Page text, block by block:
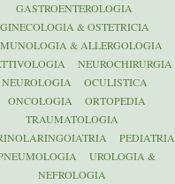
GASTROENTEROLOGIA
GINECOLOGIA & OSTETRICIA
& ALLERGOLOGIA
NEUROCHIRURGIA
NEUROLOGIA
OCULISTICA
ONCOLOGIA
ORTOPEDIA
TRAUMATOLOGIA
PEDIATRIA
UROLOGIA &
NEFROLOGIA